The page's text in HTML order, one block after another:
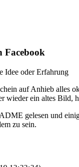
Facebook
Idee oder Erfahrung
auf Anhieb alles
wieder ein altes Bild,
gelesen und
zu sein.